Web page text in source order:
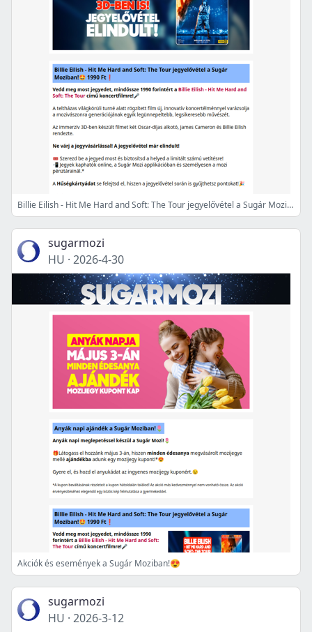
Billie Eilish - Hit Me Hard and Soft: The Tour jegyelővétel a Sugár Moziban!🤩 1990 Ft❗️
sugarmozi
HU · 2026-4-30
Akciók és események a Sugár Moziban!😍
sugarmozi
HU · 2026-3-12